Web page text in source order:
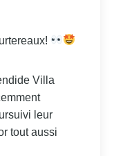
Villa
leur
tout aussi